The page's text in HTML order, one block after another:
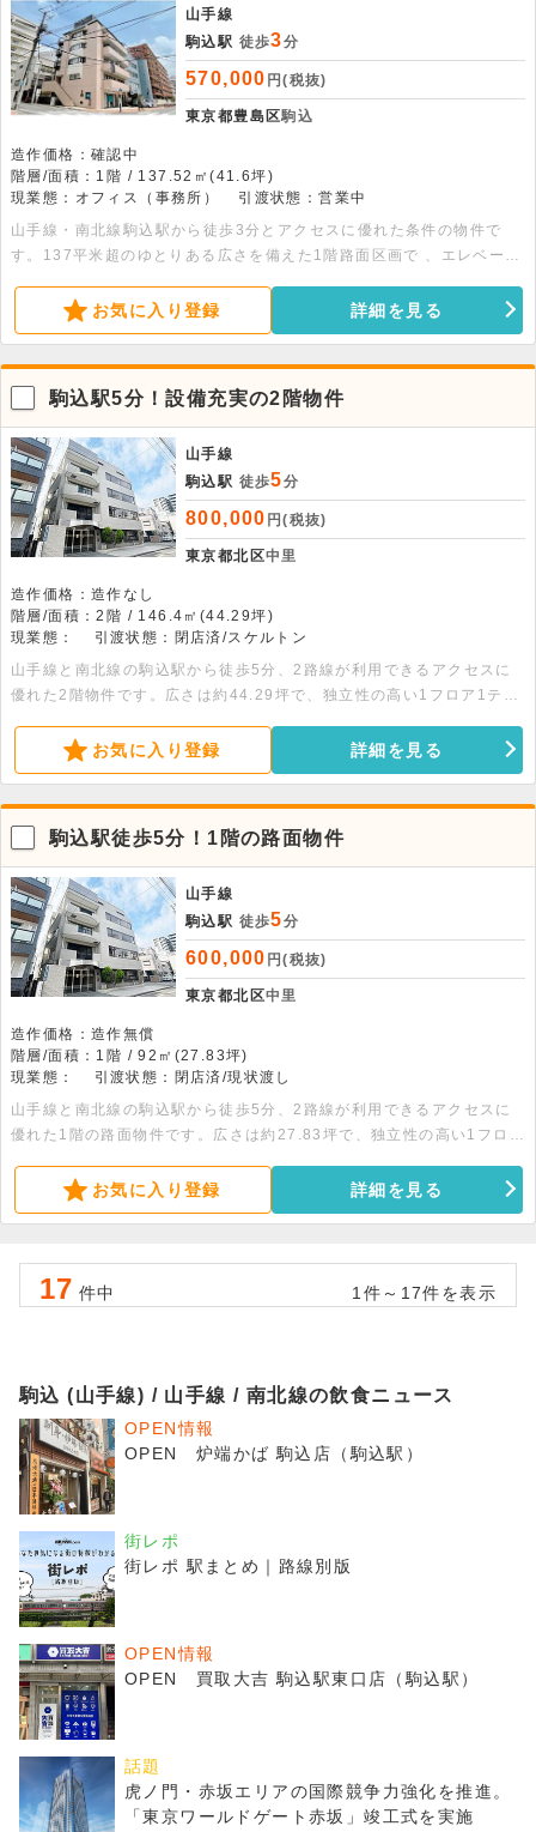
山手線
駒込駅 徒歩3分
570,000 円(税抜)
東京都豊島区駒込
造作価格：確認中
階層/面積：1階 / 137.52㎡(41.6坪)
現業態：オフィス（事務所）
引渡状態：営業中
山手線・南北線駒込駅から徒歩3分とアクセスに優れた条件の物件で
す。137平米超のゆとりある広さを備えた1階路面区画で 、エレベータ
フィス利用に最適です。詳細につきましてはお問い合わせください。
お気に入り登録 詳細を見る
駒込駅5分！設備充実の2階物件
山手線
駒込駅 徒歩5分
800,000 円(税抜)
東京都北区中里
造作価格：造作なし
階層/面積：2階 / 146.4㎡(44.29坪)
現業態：
引渡状態：閉店済/スケルトン
山手線と南北線の駒込駅から徒歩5分、2路線が利用できるアクセスに
優れた2階物件です。広さは約44.29坪で、独立性の高い1フロア1テナ
レベーターや業務用エアコン、専用トイレなどの設備が整っています。
事務所や各種店舗、サービス業などの業態に向いています。最新の空室
お気に入り登録 詳細を見る
駒込駅徒歩5分！1階の路面物件
山手線
駒込駅 徒歩5分
600,000 円(税抜)
東京都北区中里
造作価格：造作無償
階層/面積：1階 / 92㎡(27.83坪)
現業態：
引渡状態：閉店済/現状渡し
山手線と南北線の駒込駅から徒歩5分、2路線が利用できるアクセスに
優れた1階の路面物件です。広さは約27.83坪で、独立性の高い1フロア
のトイレなどの設備が整っています。事務所としての利用はもちろん、
各種店舗やサービス業などの業態に向いています。最新の空室状況につ
お気に入り登録 詳細を見る
17 件中 1件～17件を表示
駒込 (山手線) / 山手線 / 南北線の飲食ニュース
OPEN情報
OPEN 炉端かば 駒込店（駒込駅）
街レポ
街レポ 駅まとめ｜路線別版
OPEN情報
OPEN 買取大吉 駒込駅東口店（駒込駅）
話題
虎ノ門・赤坂エリアの国際競争力強化を推進。
「東京ワールドゲート赤坂」竣工式を実施